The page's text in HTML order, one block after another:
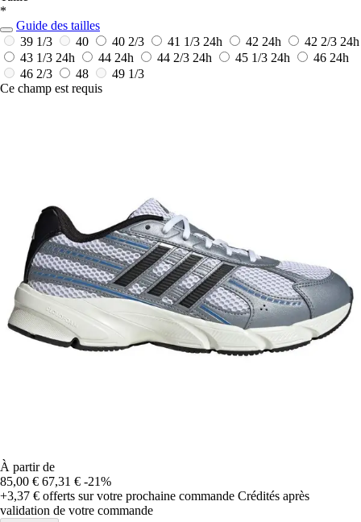
*
Guide des tailles
39 1/3
40 40 2/3 41 1/3 24h 42 24h 42 2/3 24h
43 1/3 24h 44 24h 44 2/3 24h 45 1/3 24h 46 24h
46 2/3
48
49 1/3
Ce champ est requis
À partir de
85,00 € 67,31 € -21%
+3,37 € offerts sur votre prochaine commande Crédités après
validation de votre commande